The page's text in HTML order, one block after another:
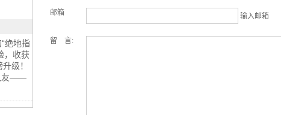
绝地指
，收获
级！
友——
邮箱 输入邮箱
留 言: